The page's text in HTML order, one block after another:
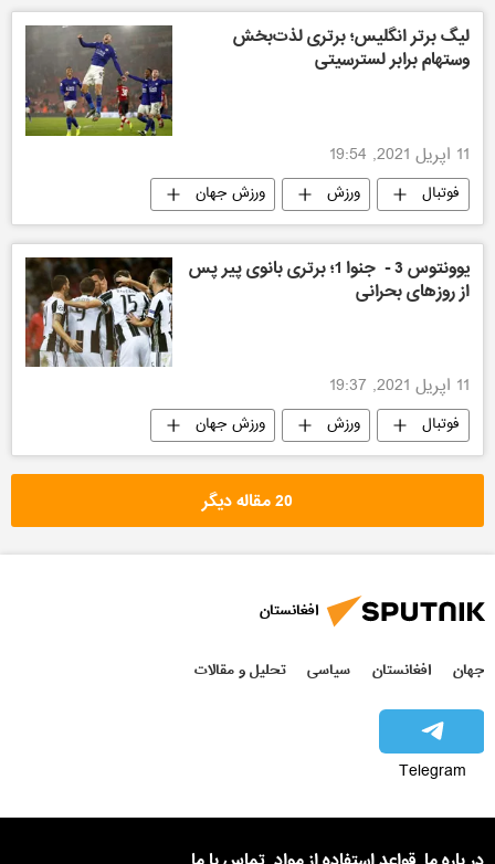
لیگ برتر انگلیس؛ برتری لذت‌بخش
وستهام برابر لسترسیتی
11 اپریل 2021, 19:54
فوتبال ورزش
ورزش جهان
ورزش
یوونتوس 3 - جنوا 1؛ برتری بانوی پیر پس
از روزهای بحرانی
11 اپریل 2021, 19:37
فوتبال ورزش
ورزش جهان
ورزش
20 مقاله دیگر
افغانستان
جهان افغانستان سیاسی تحلیل و مقالات
Telegram